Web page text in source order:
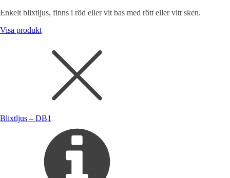
Enkelt blixtljus, finns i röd eller vit bas med rött eller vitt sken.
Visa produkt
Blixtljus – DB1